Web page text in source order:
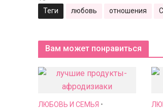
Теги
любовь отношения
Вам может понравиться
ЛЮБОВЬ И СЕМЬЯ •